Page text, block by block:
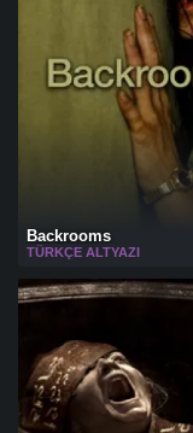
Backrooms
TÜRKÇE ALTYAZI